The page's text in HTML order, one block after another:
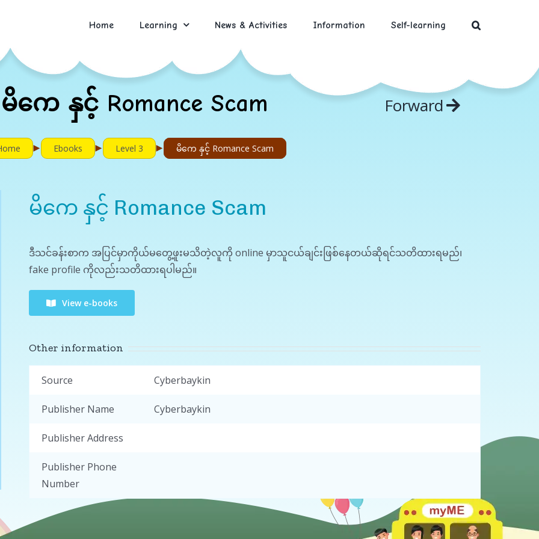
Home Learning News & Activities Information Self-learning
မိကေ နှင့် Romance Scam Forward
► Ebooks ► Level 3 ► မိကေ နှင့် Romance Scam
မိကေ နှင့် Romance Scam
ဒီသင်ခန်းစာက အပြင်မှာကိုယ်မတွေ့ဖူးမသိတဲ့လူကို online မှာသူငယ်ချင်းဖြစ်နေတယ်ဆိုရင်သတိထားရမည်၊
fake profile ကိုလည်းသတိထားရပါမည်။
View e-books
Other information
Source Cyberbaykin
Publisher Name Cyberbaykin
Publisher Address
Publisher Phone
Number